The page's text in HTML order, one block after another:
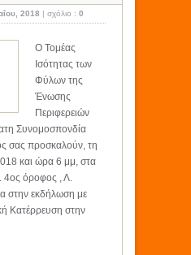
2018 | σχόλιο : 0
Ο Τομέας
Ισότητας των
Φύλων της
Ένωσης
Περιφερειών
Συνομοσπονδία
σας προσκαλούν, τη
και ώρα 6 μμ, στα
4ος όροφος , Λ.
στην εκδήλωση με
Κατέρρευση στην